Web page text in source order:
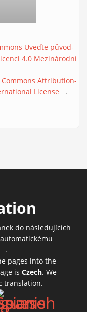
Uveďte původ-
4.0 Mezinárodní
external)
Commons Attribution-
License
(link is
.
do následujících
(link is external)
.
pages into the
is Czech. We
translation.